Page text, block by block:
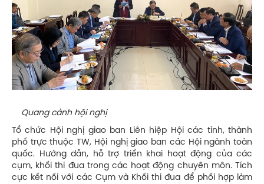
Quang cảnh hội nghị
Tổ chức Hội nghị giao ban Liên hiệp Hội các tỉnh, thành
phố trực thuộc TW, Hội nghị giao ban các Hội ngành toàn
quốc. Hướng dẫn, hỗ trợ triển khai hoạt động của các
cụm, khối thi đua trong các hoạt động chuyên môn. Tích
cực kết nối với các Cụm và Khối thi đua để phối hợp làm